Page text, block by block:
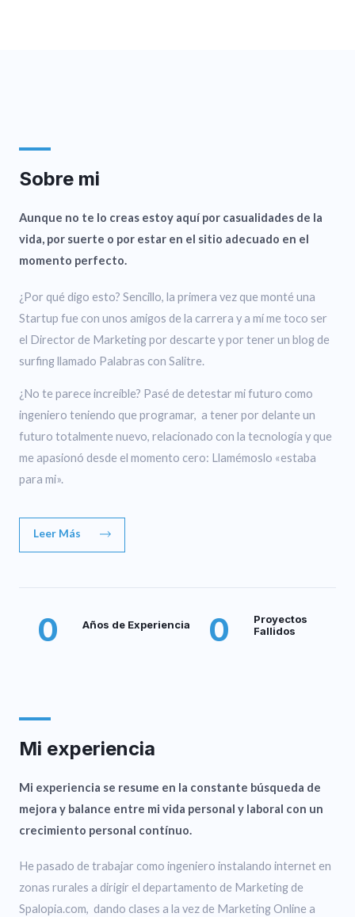
Sobre mi
Aunque no te lo creas estoy aquí por casualidades de la
vida, por suerte o por estar en el sitio adecuado en el
momento perfecto.
¿Por qué digo esto? Sencillo, la primera vez que monté una
Startup fue con unos amigos de la carrera y a mí me toco ser
el Director de Marketing por descarte y por tener un blog de
surfing llamado Palabras con Salitre.
¿No te parece increíble? Pasé de detestar mi futuro como
ingeniero teniendo que programar, a tener por delante un
futuro totalmente nuevo, relacionado con la tecnología y que
me apasionó desde el momento cero: Llamémoslo «estaba
para mi».
Leer Más
0 Años de Experiencia 0
Proyectos
Fallidos
Mi experiencia
Mi experiencia se resume en la constante búsqueda de
mejora y balance entre mi vida personal y laboral con un
crecimiento personal contínuo.
He pasado de trabajar como ingeniero instalando internet en
zonas rurales a dirigir el departamento de Marketing de
Spalopia.com, dando clases a la vez de Marketing Online a